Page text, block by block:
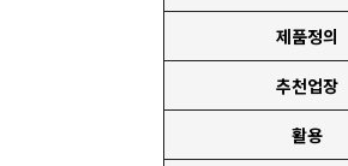
제품정의
추천업장
활용